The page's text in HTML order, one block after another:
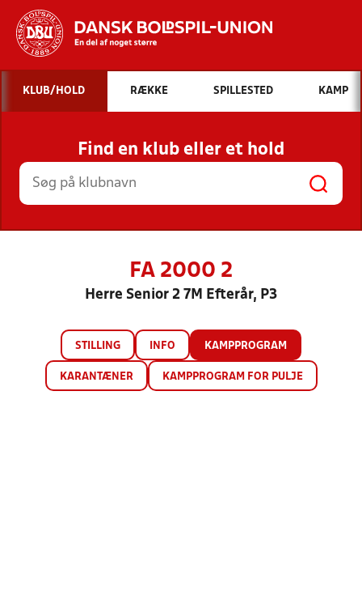
Hvad vil du søge efter?
INDHOLD OG NYHEDER
STILLINGER, RESULTATER, KLUBBER OG
HOLD
KLUB/HOLD RÆKKE SPILLESTED KAMP
Find en klub eller et hold
FA 2000 2
Herre Senior 2 7M Efterår, P3
STILLING INFO KAMPPROGRAM
KARANTÆNER KAMPPROGRAM FOR PULJE